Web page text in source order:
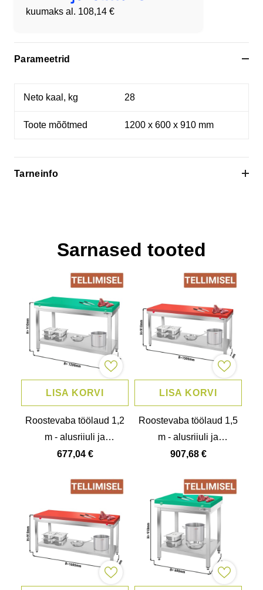
kuumaks al. 108,14 €
Parameetrid
Neto kaal, kg 28
Toote mõõtmed 1200 x 600 x 910 mm
Tarneinfo
Sarnased tooted
LISA KORVI
Roostevaba töölaud 1,2
m - alusriiuli ja
lõikelauaga
677,04 €
LISA KORVI
Roostevaba töölaud 1,5
m - alusriiuli ja
lõikelauaga
907,68 €